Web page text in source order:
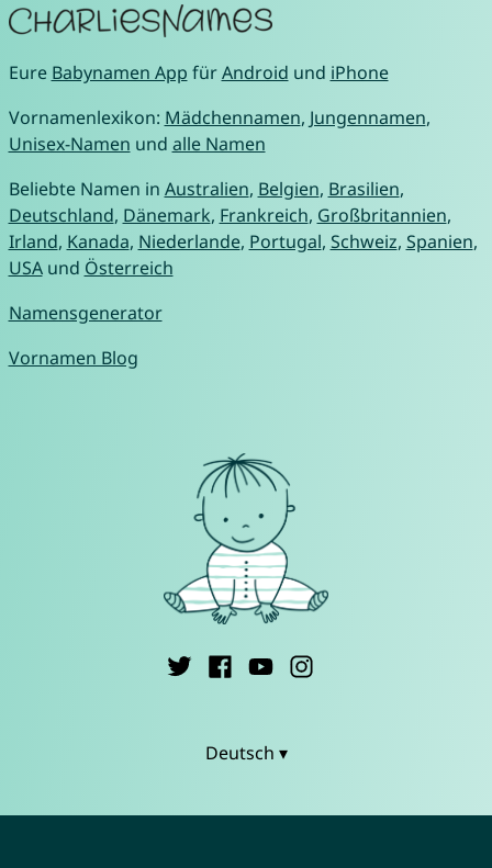
Eure Babynamen App fürAndroid und iPhone
Vornamenlexikon: Mädchennamen, Jungennamen,
Unisex-Namen und alle Namen
Beliebte Namen in Australien, Belgien, Brasilien,
Deutschland, Dänemark, Frankreich, Großbritannien,
Irland, Kanada, Niederlande, Portugal, Schweiz, Spanien,
USAund Österreich
Namensgenerator
Vornamen Blog
Deutsch ▾